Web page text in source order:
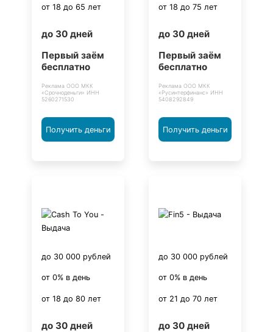
от 18 до 65 лет
до 30 дней
Первый заём
бесплатно
Реклама ООО МКК
«Срочноденьги» ИНН
5260271530
Получить деньги
от 18 до 75 лет
до 30 дней
Первый заём
бесплатно
Реклама ООО МКК
«Русинтерфинанс» ИНН
5408292849
Получить деньги
до 30 000 рублей
от 0% в день
от 18 до 80 лет
до 30 дней
до 30 000 рублей
от 0% в день
от 21 до 70 лет
до 30 дней